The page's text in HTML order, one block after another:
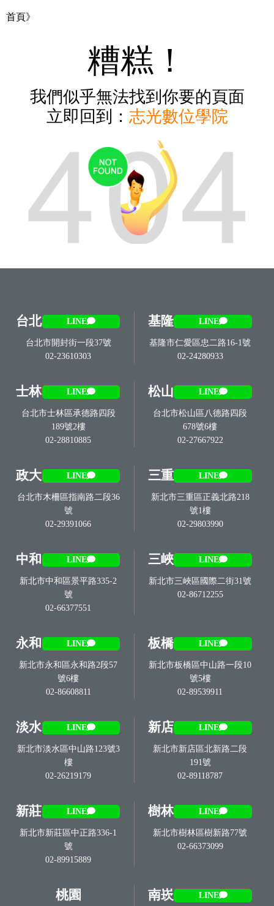
首頁》
糟糕！
我們似乎無法找到你要的頁面
立即回到： 志光數位學院
台北 LINE
台北市開封街一段37號
02-23610303
基隆 LINE
基隆市仁愛區忠二路16-1號
02-24280933
士林 LINE
台北市士林區承德路四段
189號2樓
02-28810885
松山 LINE
台北市松山區八德路四段
678號6樓
02-27667922
政大 LINE
台北市木柵區指南路二段36
號
02-29391066
三重 LINE
新北市三重區正義北路218
號1樓
02-29803990
中和 LINE
新北市中和區景平路335-2
號
02-66377551
三峽 LINE
新北市三峽區國際二街31號
02-86712255
永和 LINE
新北市永和區永和路2段57
號6樓
02-86608811
板橋 LINE
新北市板橋區中山路一段10
號5樓
02-89539911
淡水 LINE
新北市淡水區中山路123號3
樓
02-26219179
新店 LINE
新北市新店區北新路二段
191號
02-89118787
新莊 LINE
新北市新莊區中正路336-1
號
02-89915889
樹林 LINE
新北市樹林區樹新路77號
02-66373099
桃園 南崁 LINE